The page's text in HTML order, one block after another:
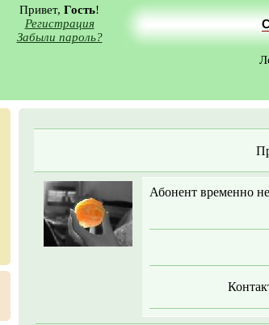
Привет, Гость!
Регистрация
Забыли пароль?
Абонент временно